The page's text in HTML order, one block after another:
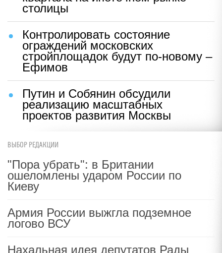
столицы
Контролировать состояние
ограждений московских
стройплощадок будут по-новому –
Ефимов
Путин и Собянин обсудили
реализацию масштабных
проектов развития Москвы
ВЫБОР РЕДАКЦИИ
"Пора убрать": в Британии
ошеломлены ударом России по
Киеву
Армия России выжгла подземное
логово ВСУ
Нахальная идея депутатов Рады